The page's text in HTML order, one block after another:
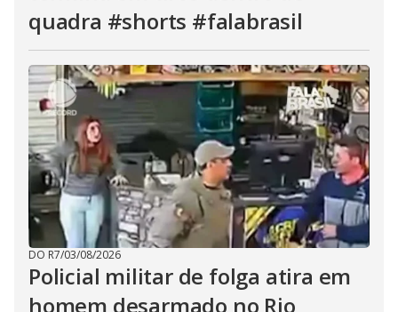
quadra #shorts #falabrasil
DO R7/03/08/2026
Policial militar de folga atira em
homem desarmado no Rio